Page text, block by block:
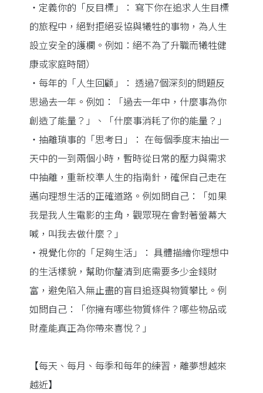
・定義你的「反目標」： 寫下你在追求人生目標
的旅程中，絕對拒絕妥協與犧牲的事物，為人生
設立安全的護欄。例如：絕不為了升職而犧牲健
康或家庭時間）
・每年的「人生回顧」： 透過7個深刻的問題反
思過去一年。例如：「過去一年中，什麼事為你
創造了能量？」、「什麼事消耗了你的能量？」
・抽離瑣事的「思考日」： 在每個季度末抽出一
天中的一到兩個小時，暫時從日常的壓力與需求
中抽離，重新校準人生的指南針，確保自己走在
邁向理想生活的正確道路。例如問自己：「如果
我是我人生電影的主角，觀眾現在會對著螢幕大
喊，叫我去做什麼？」
・視覺化你的「足夠生活」： 具體描繪你理想中
的生活樣貌，幫助你釐清到底需要多少金錢財
富，避免陷入無止盡的盲目追逐與物質攀比。例
如問自己：「你擁有哪些物質條件？哪些物品或
財產能真正為你帶來喜悅？」
【每天、每月、每季和每年的練習，離夢想越來
越近】